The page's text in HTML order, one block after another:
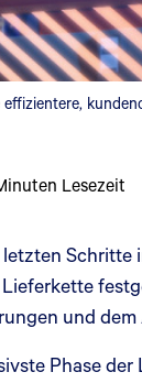
Lesezeit
und
Phase